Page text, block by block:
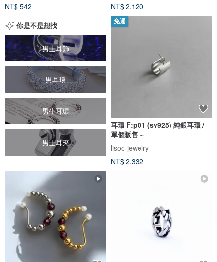
NT$ 542
NT$ 2,120
你是不是想找
男士耳飾
男耳環
男生耳環
男士耳夾
免運
耳環 F:p01 (sv925) 純銀耳環 /
單個販售 ~
lisoo-jewelry
NT$ 2,332